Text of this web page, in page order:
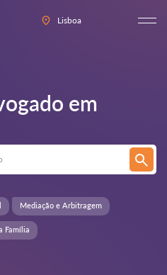
Lisboa
em
Família
Mediação e Arbitragem